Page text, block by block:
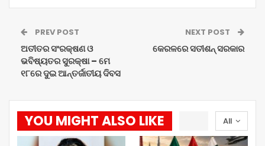
PREV POST
ଅତୀତର ସଂରକ୍ଷଣ ଓ
ଭବିଷ୍ୟତର ସୁରକ୍ଷା – ମେ
୧୮ରେ ଦୁଇ ଆନ୍ତର୍ଜାତୀୟ ଦିବସ
NEXT POST
କେରଳରେ ସତୀଶନ୍‌ ସରକାର
All
YOU MIGHT ALSO LIKE